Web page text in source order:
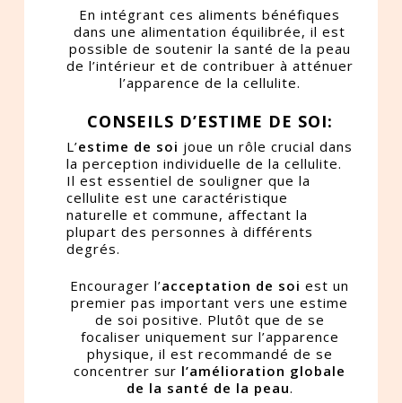
En intégrant ces aliments bénéfiques
dans une alimentation équilibrée, il est
possible de soutenir la santé de la peau
de l’intérieur et de contribuer à atténuer
l’apparence de la cellulite.
CONSEILS D’ESTIME DE SOI:
L’estime de soi joue un rôle crucial dans
la perception individuelle de la cellulite.
Il est essentiel de souligner que la
cellulite est une caractéristique
naturelle et commune, affectant la
plupart des personnes à différents
degrés.
Encourager l’acceptation de soi est un
premier pas important vers une estime
de soi positive. Plutôt que de se
focaliser uniquement sur l’apparence
physique, il est recommandé de se
concentrer sur l’amélioration globale
de la santé de la peau.